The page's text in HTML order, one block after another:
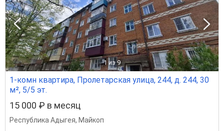
1 из 9
1-комн квартира, Пролетарская улица, 244, д. 244, 30
м², 5/5 эт.
15 000 ₽ в месяц
Республика Адыгея, Майкоп